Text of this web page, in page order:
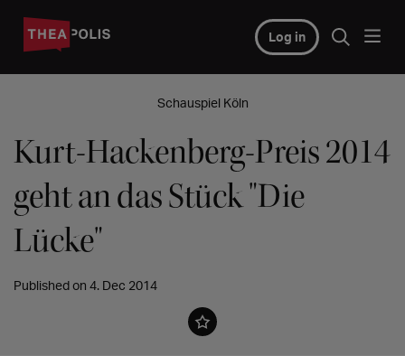
Log in
Schauspiel Köln
Kurt-Hackenberg-Preis 2014
geht an das Stück "Die
Lücke"
Published on 4. Dec 2014